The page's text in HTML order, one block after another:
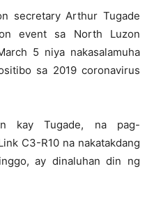
secretary Arthur Tugade
event sa North Luzon
5 niya nakasalamuha
sa 2019 coronavirus
kay Tugade, na pag-
C3-R10 na nakatakdang
ay dinaluhan din ng